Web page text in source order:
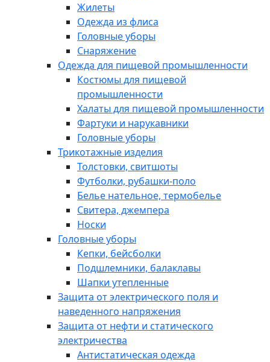
Жилеты
Одежда из флиса
Головные уборы
Снаряжение
Одежда для пищевой промышленности
Костюмы для пищевой
промышленности
Халаты для пищевой промышленности
Фартуки и нарукавники
Головные уборы
Трикотажные изделия
Толстовки, свитшоты
Футболки, рубашки-поло
Белье нательное, термобелье
Свитера, джемпера
Носки
Головные уборы
Кепки, бейсболки
Подшлемники, балаклавы
Шапки утепленные
Защита от электрического поля и
наведенного напряжения
Защита от нефти и статического
электричества
Антистатическая одежда